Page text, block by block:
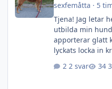
sexfemåtta · 5
Tjena! Jag letar helt enkelt möjligheter att
utbilda min
apporterar glatt
lyckats locka in
duvor om en
2 svar